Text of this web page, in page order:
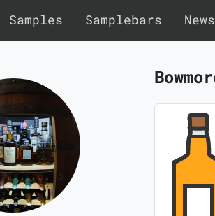
Samples Samplebars News